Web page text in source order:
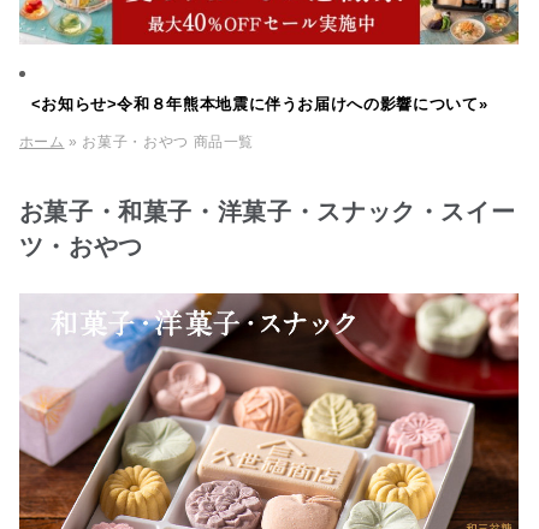
<お知らせ>令和８年熊本地震に伴うお届けへの影響について»
ホーム » お菓子・おやつ 商品一覧
お菓子・和菓子・洋菓子・スナック・スイー
ツ・おやつ